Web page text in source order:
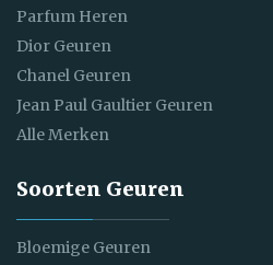
Parfum Heren
Dior Geuren
Chanel Geuren
Jean Paul Gaultier Geuren
Alle Merken
Soorten Geuren
Bloemige Geuren